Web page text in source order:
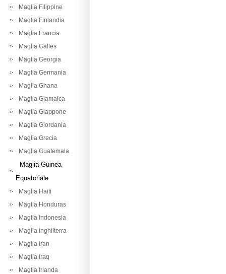
Maglia Filippine
Maglia Finlandia
Maglia Francia
Maglia Galles
Maglia Georgia
Maglia Germania
Maglia Ghana
Maglia Giamaica
Maglia Giappone
Maglia Giordania
Maglia Grecia
Maglia Guatemala
Maglia Guinea
Equatoriale
Maglia Haiti
Maglia Honduras
Maglia Indonesia
Maglia Inghilterra
Maglia Iran
Maglia Iraq
Maglia Irlanda